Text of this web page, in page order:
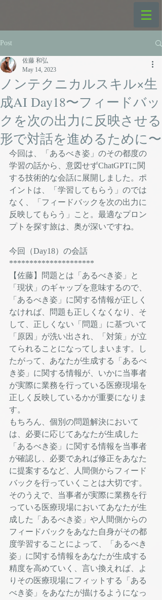
Post
ノンテクニカルスキル×生
成AI Day18〜フィードバッ
クを次の出力に反映させる
形で対話を進めるために〜
佐藤 和弘
May 14, 2023
今回は、「あるべき姿」のその都度の
学習の話から、意図せずChatGPTに関
する技術的な会話に展開しました。ポ
イントは、「学習してもらう」のでは
なく、「フィードバックを次の出力に
反映してもらう」こと。最適なプロン
プトを探す旅は、奥が深いですね。
今回（Day18）の会話
*********************
【佐藤】問題とは「あるべき姿」と
「現状」のギャップを意味するので、
「あるべき姿」に関する情報が正しく
なければ、問題も正しくなくなり、そ
して、正しくない「問題」に基づいて
「原因」が洗い出され、「対策」が立
てられることになってしまいます。し
たがって、あなたが生成する「あるべ
き姿」に関する情報が、いかに当事者
が実際に業務を行っている医療現場を
正しく反映しているかが重要になりま
す。
もちろん、個別の問題解決において
は、必要に応じてあなたが生成した
「あるべき姿」に関する情報を当事者
が確認し、必要であれば修正をあなた
に提案するなど、人間側からフィード
バックを行っていくことは大切です。
そのうえで、当事者が実際に業務を行
っている医療現場においてあなたが生
成した「あるべき姿」や人間側からの
フィードバックをあなた自身がその都
度学習することによって、「あるべき
姿」に関する情報をあなたが生成する
精度を高めていく、言い換えれば、よ
りその医療現場にフィットする「ある
べき姿」をあなたが描けるようになっ